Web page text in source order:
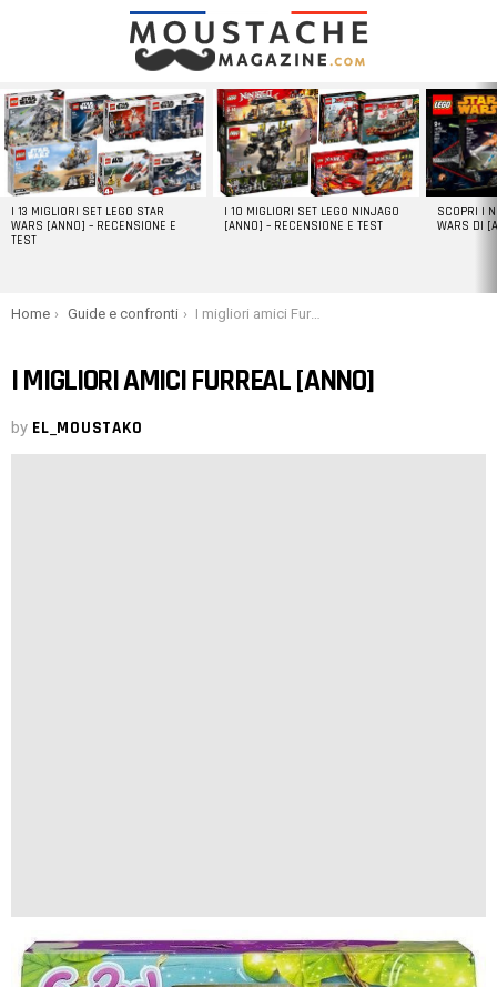
LATEST
STORIES
I 13 MIGLIORI SET LEGO STAR
WARS [ANNO] – RECENSIONE E
TEST
I 10 MIGLIORI SET LEGO NINJAGO
[ANNO] – RECENSIONE E TEST
SCOPRI I
WARS DI
You are here:
Home Guide e confronti I migliori amici FurReal [anno]
I MIGLIORI AMICI FURREAL [ANNO]
by EL_MOUSTAKO